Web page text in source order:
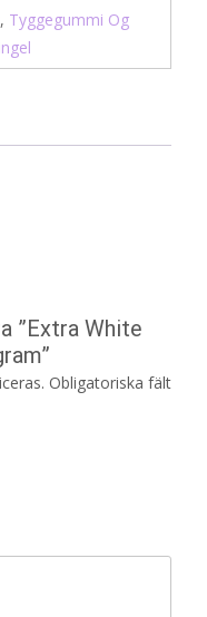
, Tyggegummi Og
”Extra White
Obligatoriska fält